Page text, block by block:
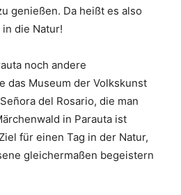
genießen. Da heißt es also
die Natur!
noch andere
das Museum der Volkskunst
del Rosario, die man
in Parauta ist
für einen Tag in der Natur,
gleichermaßen begeistern